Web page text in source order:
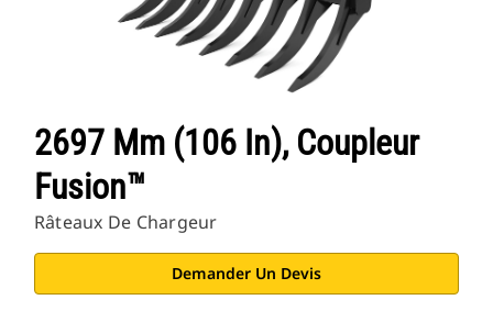
2697 Mm (106 In), Coupleur
Fusion™
Râteaux De Chargeur
Demander Un Devis